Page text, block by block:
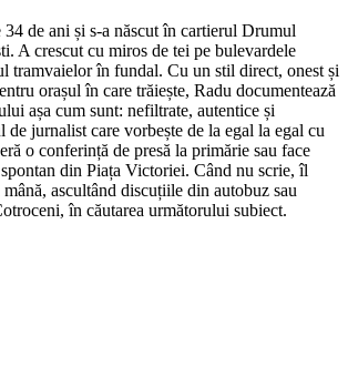
de ani și s-a născut în cartierul Drumul
A crescut cu miros de tei pe bulevardele
tramvaielor în fundal. Cu un stil direct, onest și
orașul în care trăiește, Radu documentează
așa cum sunt: nefiltrate, autentice și
de jurnalist care vorbește de la egal la egal cu
o conferință de presă la primărie sau face
din Piața Victoriei. Când nu scrie, îl
mână, ascultând discuțiile din autobuz sau
în căutarea următorului subiect.